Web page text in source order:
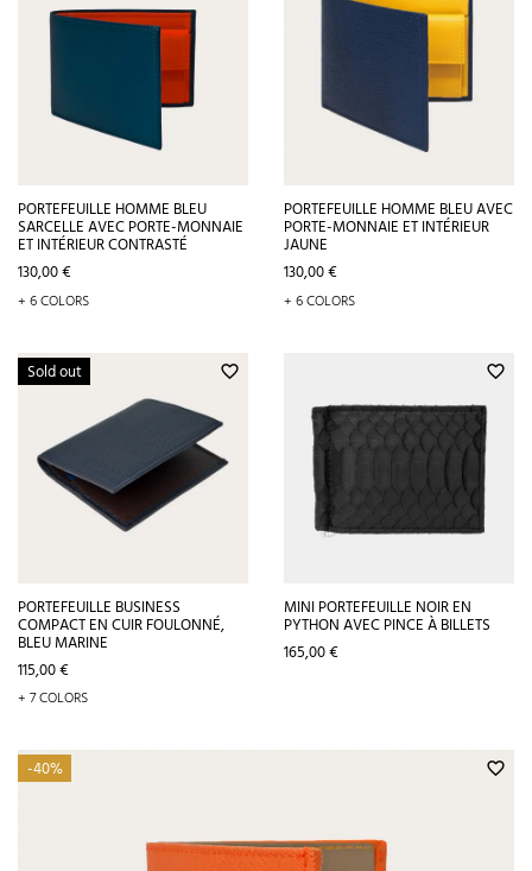
PORTEFEUILLE HOMME BLEU
SARCELLE AVEC PORTE-MONNAIE
ET INTÉRIEUR CONTRASTÉ
Prix
130,00 €
+ 6 COLORS
PORTEFEUILLE HOMME BLEU AVEC
PORTE-MONNAIE ET INTÉRIEUR
JAUNE
Prix
130,00 €
+ 6 COLORS
favorite_border
Sold out
PORTEFEUILLE BUSINESS
COMPACT EN CUIR FOULONNÉ,
BLEU MARINE
Prix
115,00 €
+ 7 COLORS
favorite_border
MINI PORTEFEUILLE NOIR EN
PYTHON AVEC PINCE À BILLETS
Prix
165,00 €
favorite_border
-40%